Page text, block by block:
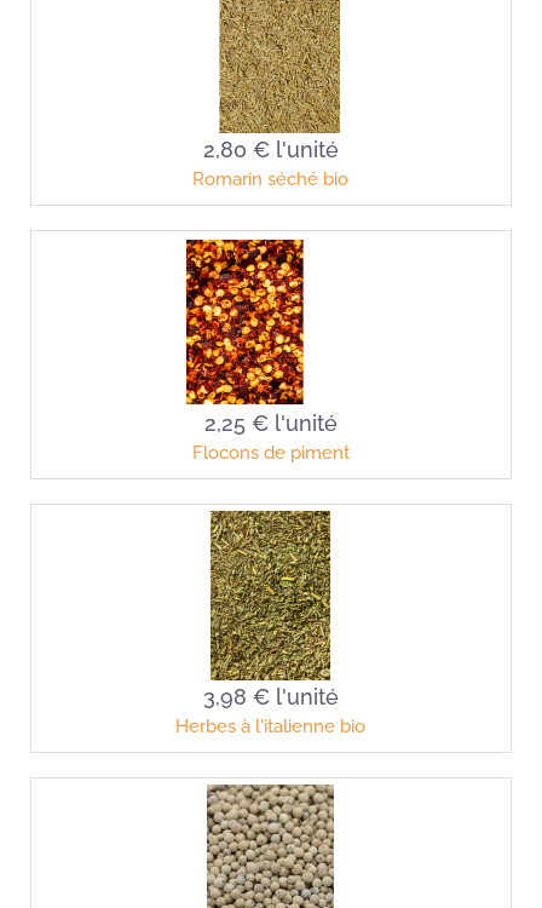
2,80 € l'unité
Romarin séché bio
2,25 € l'unité
Flocons de piment
3,98 € l'unité
Herbes à l'italienne bio